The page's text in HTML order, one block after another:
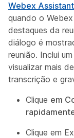
Webex
quando o
destaques da
diálogo é
reunião. Inclui
visualizar mais
transcrição e
Clique em
Clique em